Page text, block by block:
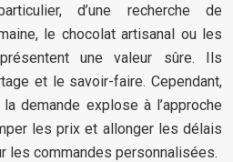
d’une recherche de
le chocolat artisanal ou les
une valeur sûre. Ils
et le savoir-faire. Cependant,
demande explose à l’approche
les prix et allonger les délais
les commandes personnalisées.